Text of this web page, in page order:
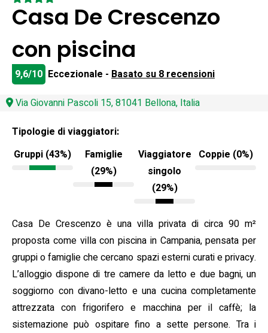
Casa De Crescenzo
con piscina
9,6/10 Eccezionale - Basato su 8 recensioni
Via Giovanni Pascoli 15, 81041 Bellona, Italia
Tipologie di viaggiatori:
Gruppi (43%)
Famiglie
(29%)
Viaggiatore
singolo
(29%)
Coppie (0%)
Casa De Crescenzo è una villa privata di circa 90 m²
proposta come villa con piscina in Campania, pensata per
gruppi o famiglie che cercano spazi esterni curati e privacy.
L’alloggio dispone di tre camere da letto e due bagni, un
soggiorno con divano-letto e una cucina completamente
attrezzata con frigorifero e macchina per il caffè; la
sistemazione può ospitare fino a sette persone. Tra i